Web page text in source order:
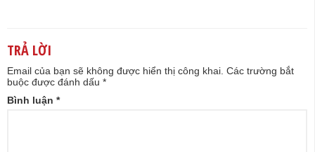
TRẢ LỜI
Email của bạn sẽ không được hiển thị công khai. Các trường bắt
buộc được đánh dấu *
Bình luận *